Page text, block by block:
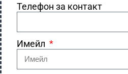
Телефон за контакт
Имейл